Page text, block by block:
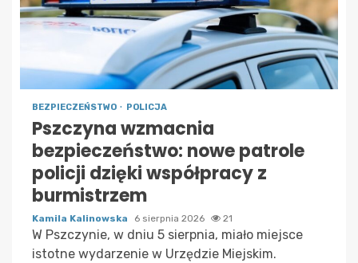
BEZPIECZEŃSTWO POLICJA
Pszczyna wzmacnia
bezpieczeństwo: nowe patrole
policji dzięki współpracy z
burmistrzem
Kamila Kalinowska 6 sierpnia 2026 21
W Pszczynie, w dniu 5 sierpnia, miało miejsce
istotne wydarzenie w Urzędzie Miejskim.